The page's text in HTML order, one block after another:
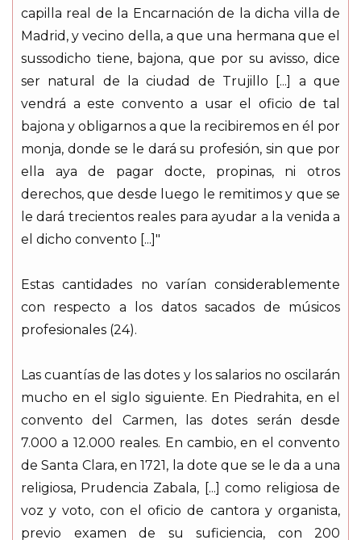
capilla real de la Encarnación de la dicha villa de
Madrid, y vecino della, a que una hermana que el
sussodicho tiene, bajona, que por su avisso, dice
ser natural de la ciudad de Trujillo [...] a que
vendrá a este convento a usar el oficio de tal
bajona y obligarnos a que la recibiremos en él por
monja, donde se le dará su profesión, sin que por
ella aya de pagar docte, propinas, ni otros
derechos, que desde luego le remitimos y que se
le dará trecientos reales para ayudar a la venida a
el dicho convento [...]"
Estas cantidades no varían considerablemente
con respecto a los datos sacados de músicos
profesionales (24).
Las cuantías de las dotes y los salarios no oscilarán
mucho en el siglo siguiente. En Piedrahita, en el
convento del Carmen, las dotes serán desde
7.000 a 12.000 reales. En cambio, en el convento
de Santa Clara, en 1721, la dote que se le da a una
religiosa, Prudencia Zabala, [...] como religiosa de
voz y voto, con el oficio de cantora y organista,
previo examen de su suficiencia, con 200